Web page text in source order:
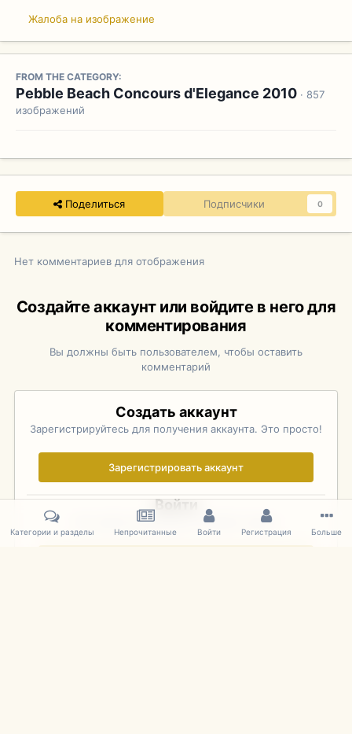
Жалоба на изображение
FROM THE CATEGORY:
Pebble Beach Concours d'Elegance 2010 · 857
изображений
Поделиться Подписчики 0
Нет комментариев для отображения
Создайте аккаунт или войдите в него для
комментирования
Вы должны быть пользователем, чтобы оставить
комментарий
Создать аккаунт
Зарегистрируйтесь для получения аккаунта. Это просто!
Зарегистрировать аккаунт
Войти
Уже зарегистрированы? Войдите здесь.
Категории и разделы Непрочитанные Войти Регистрация Больше